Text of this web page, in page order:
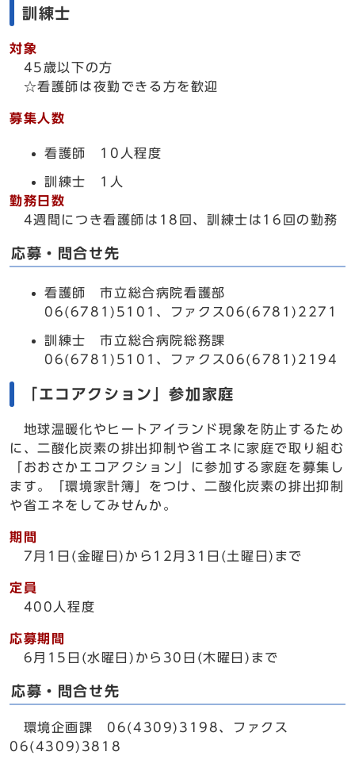
訓練士
対象
45歳以下の方
☆看護師は夜勤できる方を歓迎
募集人数
看護師 10人程度
訓練士 1人
勤務日数
4週間につき看護師は18回、訓練士は16回の勤務
応募・問合せ先
看護師 市立総合病院看護部
06(6781)5101、ファクス06(6781)2271
訓練士 市立総合病院総務課
06(6781)5101、ファクス06(6781)2194
「エコアクション」参加家庭
地球温暖化やヒートアイランド現象を防止するため
に、二酸化炭素の排出抑制や省エネに家庭で取り組む
「おおさかエコアクション」に参加する家庭を募集し
ます。「環境家計簿」をつけ、二酸化炭素の排出抑制
や省エネをしてみせんか。
期間
7月1日(金曜日)から12月31日(土曜日)まで
定員
400人程度
応募期間
6月15日(水曜日)から30日(木曜日)まで
応募・問合せ先
環境企画課 06(4309)3198、ファクス
06(4309)3818